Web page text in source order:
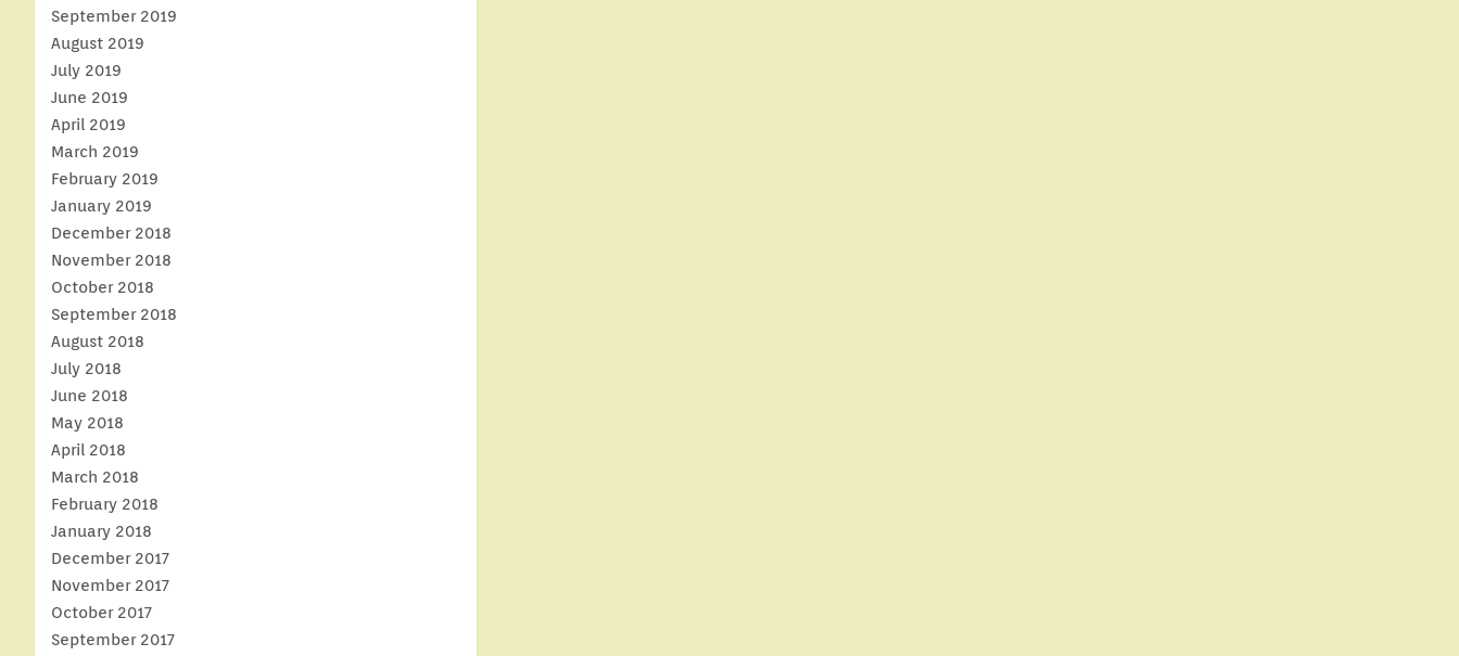
September 2019
August 2019
July 2019
June 2019
April 2019
March 2019
February 2019
January 2019
December 2018
November 2018
October 2018
September 2018
August 2018
July 2018
June 2018
May 2018
April 2018
March 2018
February 2018
January 2018
December 2017
November 2017
October 2017
September 2017